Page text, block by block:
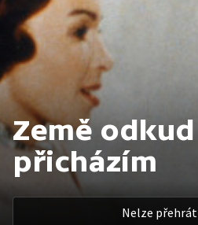
Země odkud
přicházím
Nelze přehrát